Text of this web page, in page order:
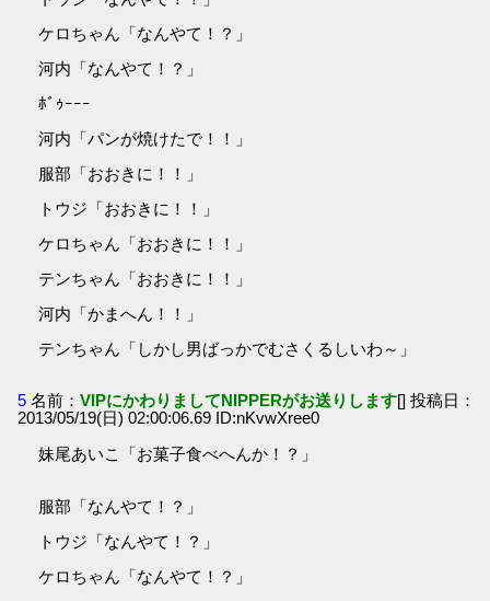
ケロちゃん「なんやて！？」
河内「なんやて！？」
ﾎﾞｩｰｰｰ
河内「パンが焼けたで！！」
服部「おおきに！！」
トウジ「おおきに！！」
ケロちゃん「おおきに！！」
テンちゃん「おおきに！！」
河内「かまへん！！」
テンちゃん「しかし男ばっかでむさくるしいわ～」
5 名前：VIPにかわりましてNIPPERがお送りします[] 投稿日：
2013/05/19(日) 02:00:06.69 ID:nKvwXree0
妹尾あいこ「お菓子食べへんか！？」
服部「なんやて！？」
トウジ「なんやて！？」
ケロちゃん「なんやて！？」